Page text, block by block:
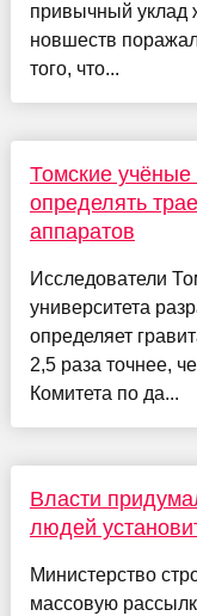
привычный уклад
новшеств
того, что...
Томские учёные
определять
аппаратов
Исследователи
университета
определяет
2,5 раза точнее,
Комитета по да...
Власти
людей
Министерство
массовую